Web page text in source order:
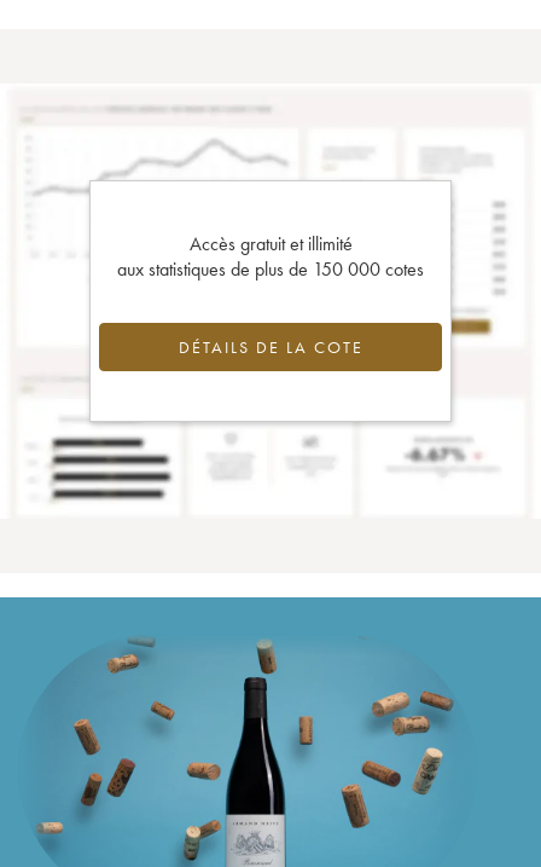
Accès gratuit et illimité
aux statistiques de plus de 150 000 cotes
DÉTAILS DE LA COTE